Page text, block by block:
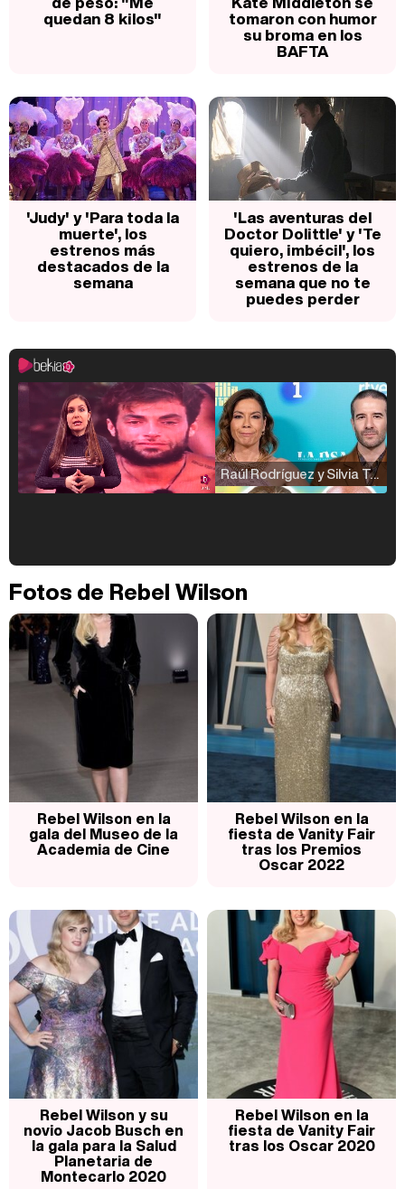
quedan 8 kilos" tomaron con humor
su broma en los
BAFTA
'Judy' y 'Para toda la
muerte', los
estrenos más
destacados de la
semana
'Las aventuras del
Doctor Dolittle' y 'Te
quiero, imbécil', los
estrenos de la
semana que no te
puedes perder
Raúl Rodríguez y Silvia Taulés nos cuentan su papel en 'La familia de la tele'
Carlota Corredera y Javier de Hoyos: "La tele tiene que representar al público también y aquí están todos los perfiles posibles&quo;
Manu Baqueiro: "Tuve como referente a Bruce Willis en 'Luz de Luna' para mi trabajo en la serie 'Perdiendo el juicio'"
Magdalena de Suecia responde a las críticas y explica por qué le han permitido lanzar su propio negocio
Fotos de Rebel Wilson
Rebel Wilson en la
gala del Museo de la
Academia de Cine
Rebel Wilson en la
fiesta de Vanity Fair
tras los Premios
Oscar 2022
Rebel Wilson y su
novio Jacob Busch en
la gala para la Salud
Planetaria de
Montecarlo 2020
Rebel Wilson en la
fiesta de Vanity Fair
tras los Oscar 2020